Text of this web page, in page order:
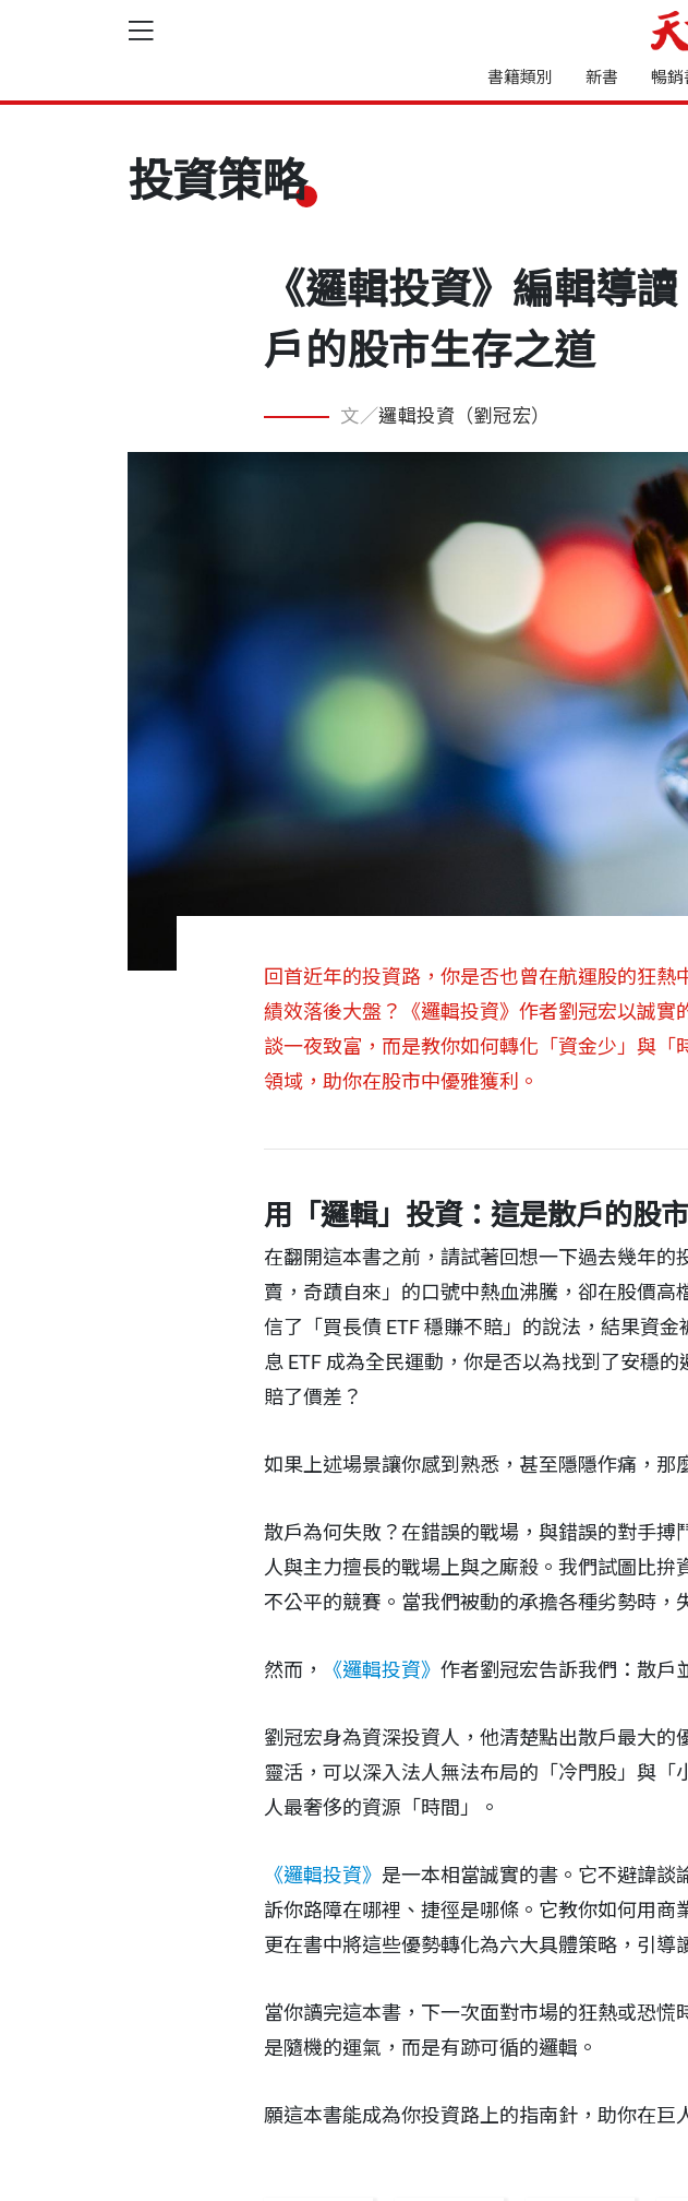
書籍類別 新書 暢銷
投資策略
《邏輯投資》編輯導
戶的股市生存之道
文／邏輯投資（劉冠宏）
回首近年的投資路，你是否也曾在航運股的狂熱
績效落後大盤？《邏輯投資》作者劉冠宏以誠
談一夜致富，而是教你如何轉化「資金少」與
領域，助你在股市中優雅獲利。
用「邏輯」投資：這是散戶的股
在翻開這本書之前，請試著回想一下過去幾年
賣，奇蹟自來」的口號中熱血沸騰，卻在股價
信了「買長債 ETF 穩賺不賠」的說法，結果資
息 ETF 成為全民運動，你是否以為找到了安穩
賠了價差？
如果上述場景讓你感到熟悉，甚至隱隱作痛，那
散戶為何失敗？在錯誤的戰場，與錯誤的對手
人與主力擅長的戰場上與之廝殺。我們試圖比
不公平的競賽。當我們被動的承擔各種劣勢時，
然而， 《邏輯投資》 作者劉冠宏告訴我們：散戶
劉冠宏身為資深投資人，他清楚點出散戶最大
靈活，可以深入法人無法布局的「冷門股」與
人最奢侈的資源「時間」。
《邏輯投資》 是一本相當誠實的書。它不避諱談
訴你路障在哪裡、捷徑是哪條。它教你如何用商
更在書中將這些優勢轉化為六大具體策略，引導
當你讀完這本書，下一次面對市場的狂熱或恐
是隨機的運氣，而是有跡可循的邏輯。
願這本書能成為你投資路上的指南針，助你在巨